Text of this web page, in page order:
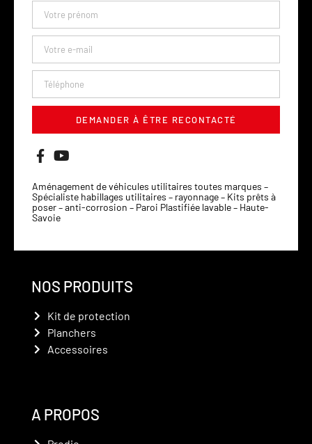
DEMANDER À ÊTRE RECONTACTÉ
Aménagement de véhicules utilitaires toutes marques –
Spécialiste habillages utilitaires – rayonnage – Kits prêts à
poser – anti-corrosion – Paroi Plastifiée lavable – Haute-
Savoie
NOS PRODUITS
Kit de protection
Planchers
Accessoires
A PROPOS